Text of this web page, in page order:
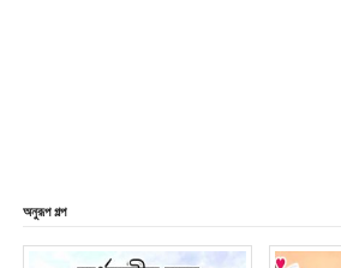
অনুরূপ গল্প